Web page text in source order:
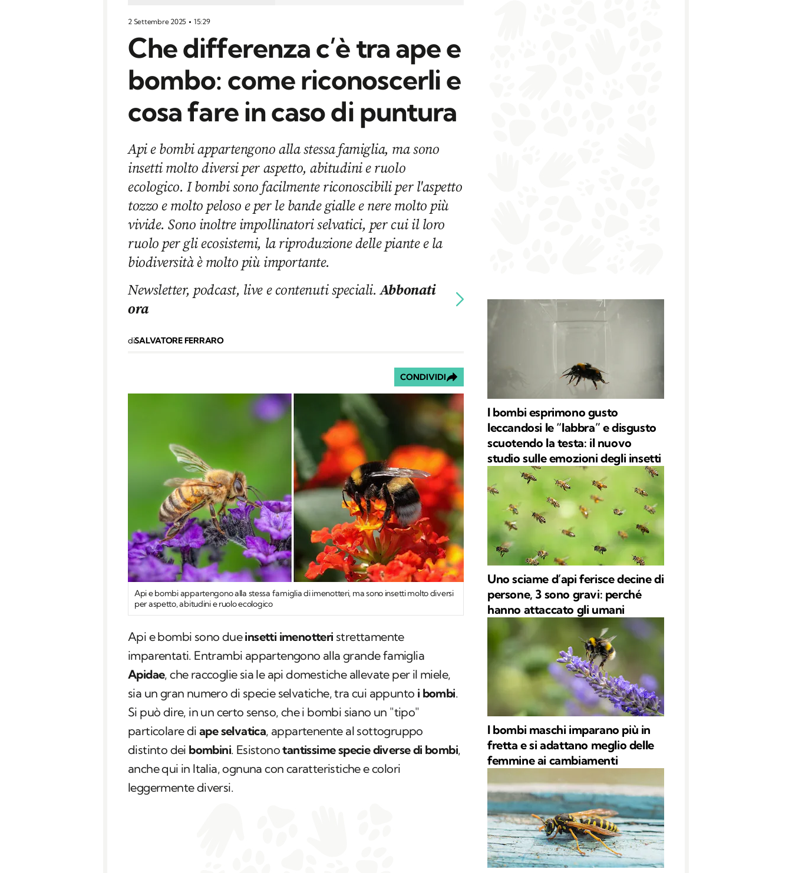
2 Settembre 2025 15:29
Che differenza c’è tra ape e
bombo: come riconoscerli e
cosa fare in caso di puntura
Api e bombi appartengono alla stessa famiglia, ma sono
insetti molto diversi per aspetto, abitudini e ruolo
ecologico. I bombi sono facilmente riconoscibili per l'aspetto
tozzo e molto peloso e per le bande gialle e nere molto più
vivide. Sono inoltre impollinatori selvatici, per cui il loro
ruolo per gli ecosistemi, la riproduzione delle piante e la
biodiversità è molto più importante.
Newsletter, podcast, live e contenuti speciali.Abbonati
ora
diSALVATORE FERRARO
CONDIVIDI
Api e bombi appartengono alla stessa famiglia di imenotteri, ma sono insetti molto diversi
per aspetto, abitudini e ruolo ecologico
Api e bombi sono dueinsetti imenotteri strettamente
imparentati. Entrambi appartengono alla grande famiglia
Apidae, che raccoglie sia le api domestiche allevate per il miele,
sia un gran numero di specie selvatiche, tra cui appunto i bombi.
Si può dire, in un certo senso, che i bombi siano un "tipo"
particolare diape selvatica, appartenente al sottogruppo
distinto dei bombini. Esistonotantissime specie diverse di bombi,
anche qui in Italia, ognuna con caratteristiche e colori
leggermente diversi.
I bombi esprimono gusto
leccandosi le “labbra” e disgusto
scuotendo la testa: il nuovo
studio sulle emozioni degli insetti
Uno sciame d’api ferisce decine di
persone, 3 sono gravi: perché
hanno attaccato gli umani
I bombi maschi imparano più in
fretta e si adattano meglio delle
femmine ai cambiamenti